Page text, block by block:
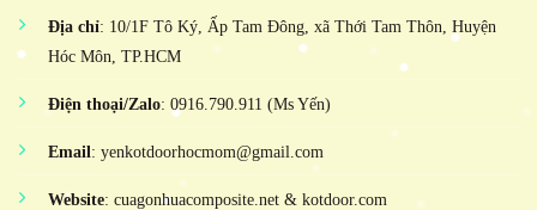
Địa chỉ: 10/1F Tô Ký, Ấp Tam Đông, xã Thới Tam Thôn, Huyện
Hóc Môn, TP.HCM
Điện thoại/Zalo: 0916.790.911 (Ms Yến)
Email: yenkotdoorhocmom@gmail.com
Website: cuagonhuacomposite.net & kotdoor.com